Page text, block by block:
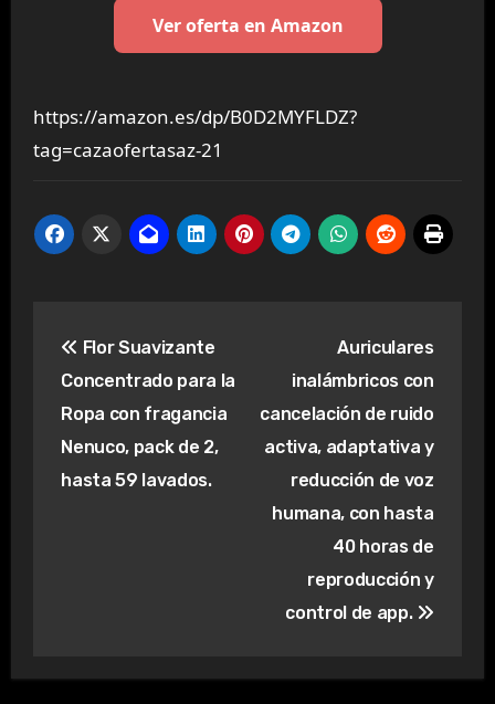
Ver oferta en Amazon
https://amazon.es/dp/B0D2MYFLDZ?
tag=cazaofertasaz-21
de
entradas
Flor Suavizante
Concentrado para la
Ropa con fragancia
Nenuco, pack de 2,
hasta 59 lavados.
Auriculares
inalámbricos con
cancelación de ruido
activa, adaptativa y
reducción de voz
humana, con hasta
40 horas de
reproducción y
control de app.